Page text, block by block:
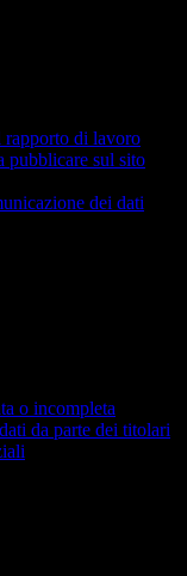
rapporto di lavoro
pubblicare sul sito
dei dati
o incompleta
da parte dei titolari